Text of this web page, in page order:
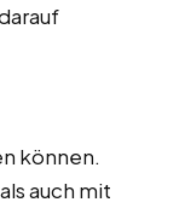
können.
auch mit